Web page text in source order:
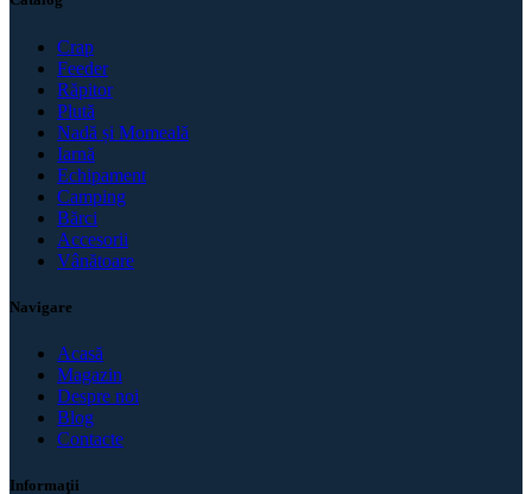
Crap
Feeder
Răpitor
Plută
Nadă și Momeală
Iarnă
Echipament
Camping
Bărci
Accesorii
Vânătoare
Navigare
Acasă
Magazin
Despre noi
Blog
Contacte
Informaţii